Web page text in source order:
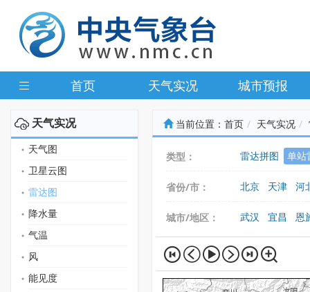
首页 天气实况 城市预报
天气实况
天气图
卫星云图
雷达图
降水量
气温
风
能见度
当前位置： 首页 天气实况
类型： 雷达拼图 单站
省份/市： 北京 天津
河
城市/地区：
武汉 宜昌 恩